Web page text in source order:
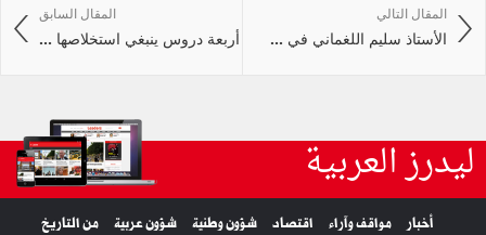
المقال السابق
أربعة دروس ينبغي استخلاصها ...
المقال التالي
الأستاذ سليم اللغماني في ...
ليدرز العربية
أخبار مواقف وآراء اقتصاد شؤون وطنية شؤون عربية من التاريخ